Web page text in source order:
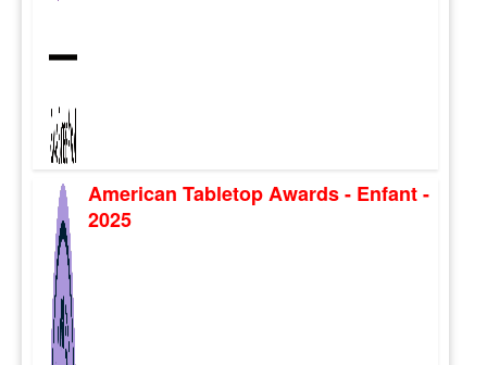
American Tabletop Awards - Enfant -
2025